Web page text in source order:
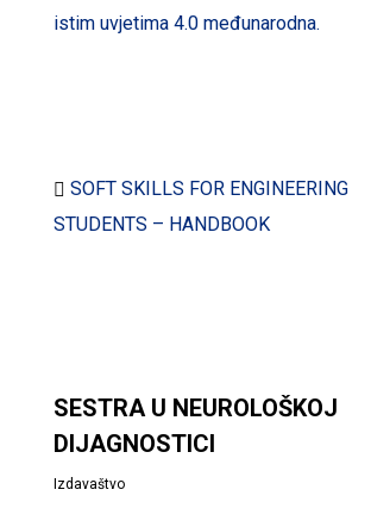
istim uvjetima 4.0 međunarodna.
SOFT SKILLS FOR ENGINEERING
STUDENTS – HANDBOOK
SESTRA U NEUROLOŠKOJ
DIJAGNOSTICI
Izdavaštvo